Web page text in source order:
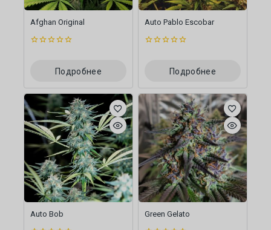
Afghan Original
Подробнее
Auto Pablo Escobar
Подробнее
Auto Bob Green Gelato